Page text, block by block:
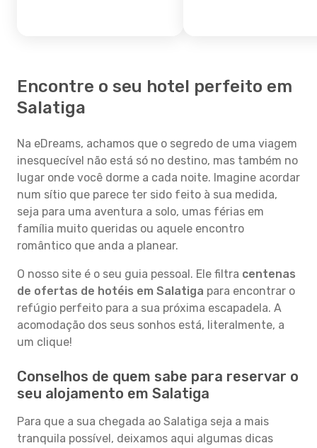
Encontre o seu hotel perfeito em
Salatiga
Na eDreams, achamos que o segredo de uma viagem
inesquecível não está só no destino, mas também no
lugar onde você dorme a cada noite. Imagine acordar
num sítio que parece ter sido feito à sua medida,
seja para uma aventura a solo, umas férias em
família muito queridas ou aquele encontro
romântico que anda a planear.
O nosso site é o seu guia pessoal. Ele filtra centenas
de ofertas de hotéis em Salatiga para encontrar o
refúgio perfeito para a sua próxima escapadela. A
acomodação dos seus sonhos está, literalmente, a
um clique!
Conselhos de quem sabe para reservar o
seu alojamento em Salatiga
Para que a sua chegada ao Salatiga seja a mais
tranquila possível, deixamos aqui algumas dicas